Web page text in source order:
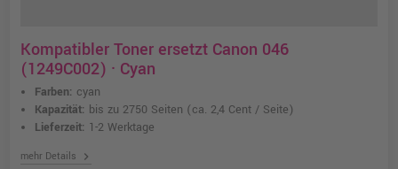
Kompatibler Toner ersetzt Canon 046
(1249C002) · Cyan
Farben: cyan
Kapazität: bis zu 2750 Seiten (ca. 2,4 Cent / Seite)
Lieferzeit: 1-2 Werktage
mehr Details chevron_right